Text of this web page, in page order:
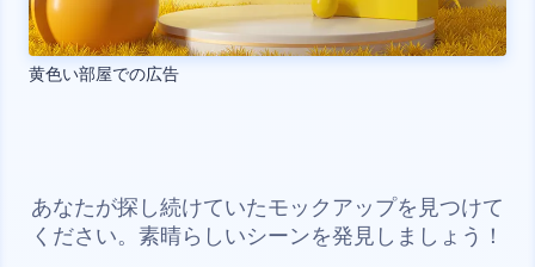
黄色い部屋での広告
あなたが探し続けていたモックアップを見つけて
ください。素晴らしいシーンを発見しましょう！